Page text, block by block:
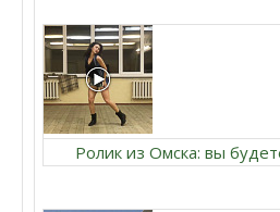
Ролик из Омска: вы